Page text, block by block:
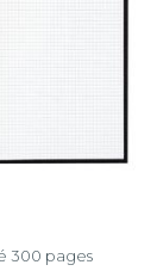
300 pages